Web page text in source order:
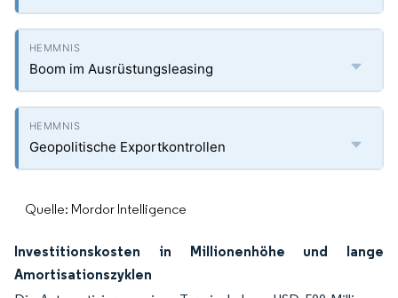
Boom im Ausrüstungsleasing
Geopolitische Exportkontrollen
Quelle: Mordor Intelligence
Investitionskosten in Millionenhöhe und lange
Amortisationszyklen